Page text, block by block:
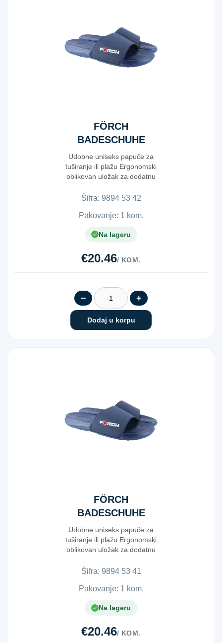
FÖRCH
BADESCHUHE
UNISEX GR.42
Udobne uniseks papuče za
tuširanje ili plažu Ergonomski
oblikovan uložak za dodatnu
Šifra: 9​8​9​4​ ​5​3​ ​4​2​
Pakovanje: 1 kom.
Na lageru
€20.46/ KOM.
− +
Dodaj u korpu
FÖRCH
BADESCHUHE
UNISEX GR.41
Udobne uniseks papuče za
tuširanje ili plažu Ergonomski
oblikovan uložak za dodatnu
Šifra: 9​8​9​4​ ​5​3​ ​4​1​
Pakovanje: 1 kom.
Na lageru
€20.46/ KOM.